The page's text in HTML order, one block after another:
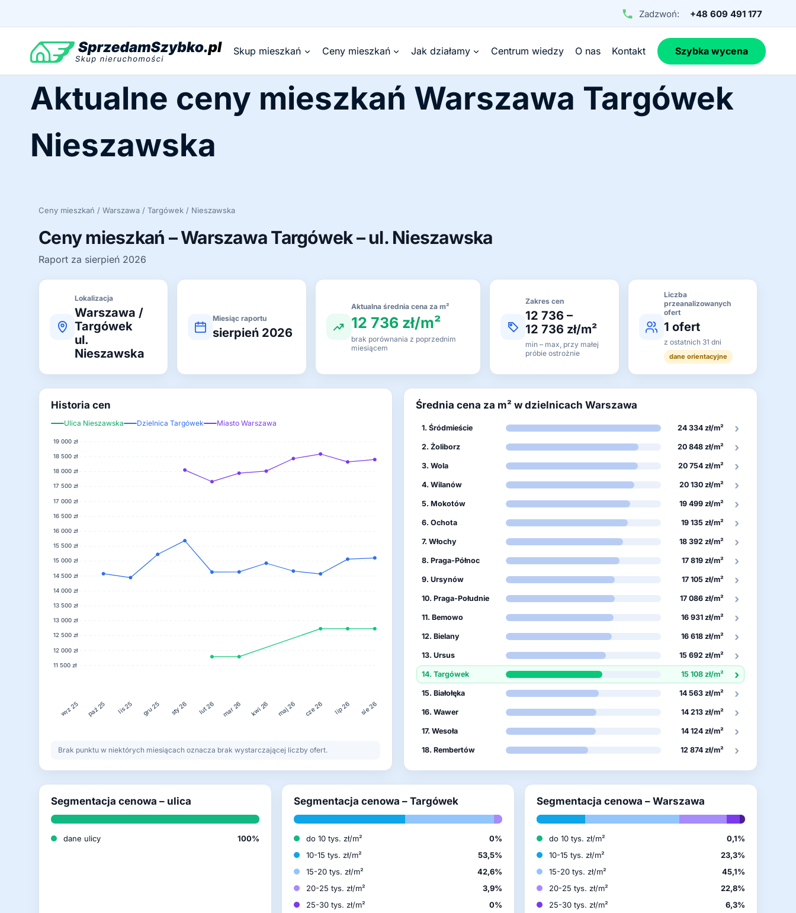
Zadzwoń: +48 609 491 177
Skup mieszkań Ceny mieszkań Jak działamy Centrum wiedzy O nas Kontakt Szybka wycena
Aktualne ceny mieszkań Warszawa Targówek
Nieszawska
Ceny mieszkań / Warszawa / Targówek / Nieszawska
Ceny mieszkań – Warszawa Targówek – ul. Nieszawska
Raport za sierpień 2026
Lokalizacja
Warszawa /
Targówek
ul.
Nieszawska
Miesiąc raportu
sierpień 2026
Aktualna średnia cena za m²
12 736 zł/m²
brak porównania z poprzednim
miesiącem
Zakres cen
12 736 –
12 736 zł/m²
min – max, przy małej
próbie ostrożnie
Liczba
przeanalizowanych
ofert
1 ofert
z ostatnich 31 dni
dane orientacyjne
Historia cen
Ulica Nieszawska Dzielnica Targówek Miasto Warszawa
11 500 zł
12 000 zł
12 500 zł
13 000 zł
13 500 zł
14 000 zł
14 500 zł
15 000 zł
15 500 zł
16 000 zł
16 500 zł
17 000 zł
17 500 zł
18 000 zł
18 500 zł
19 000 zł
wrz 25 paź 25 lis 25 gru 25 sty 26 lut 26 mar 26 kwi 26 maj 26 cze 26 lip 26 sie 26
Brak punktu w niektórych miesiącach oznacza brak wystarczającej liczby ofert.
Średnia cena za m² w dzielnicach Warszawa
1. Śródmieście 24 334 zł/m² ›
2. Żoliborz 20 848 zł/m² ›
3. Wola 20 754 zł/m² ›
4. Wilanów 20 130 zł/m² ›
5. Mokotów 19 499 zł/m² ›
6. Ochota 19 135 zł/m² ›
7. Włochy 18 392 zł/m² ›
8. Praga-Północ 17 819 zł/m² ›
9. Ursynów 17 105 zł/m² ›
10. Praga-Południe 17 086 zł/m² ›
11. Bemowo 16 931 zł/m² ›
12. Bielany 16 618 zł/m² ›
13. Ursus 15 692 zł/m² ›
14. Targówek 15 108 zł/m² ›
15. Białołęka 14 563 zł/m² ›
16. Wawer 14 213 zł/m² ›
17. Wesoła 14 124 zł/m² ›
18. Rembertów 12 874 zł/m² ›
Segmentacja cenowa – ulica
dane ulicy 100%
Segmentacja cenowa – Targówek
do 10 tys. zł/m²
0%
10-15 tys. zł/m²
53,5%
15-20 tys. zł/m²
42,6%
20-25 tys. zł/m²
3,9%
25-30 tys. zł/m²
0%
Segmentacja cenowa – Warszawa
do 10 tys. zł/m²
0,1%
10-15 tys. zł/m²
23,3%
15-20 tys. zł/m²
45,1%
20-25 tys. zł/m²
22,8%
25-30 tys. zł/m²
6,3%